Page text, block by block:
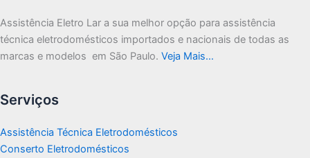
Assistência Eletro Lar a sua melhor opção para assistência
técnica eletrodomésticos importados e nacionais de todas as
marcas e modelos em São Paulo. Veja Mais…
Serviços
Assistência Técnica Eletrodomésticos
Conserto Eletrodomésticos